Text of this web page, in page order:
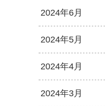
2024年6月
2024年5月
2024年4月
2024年3月